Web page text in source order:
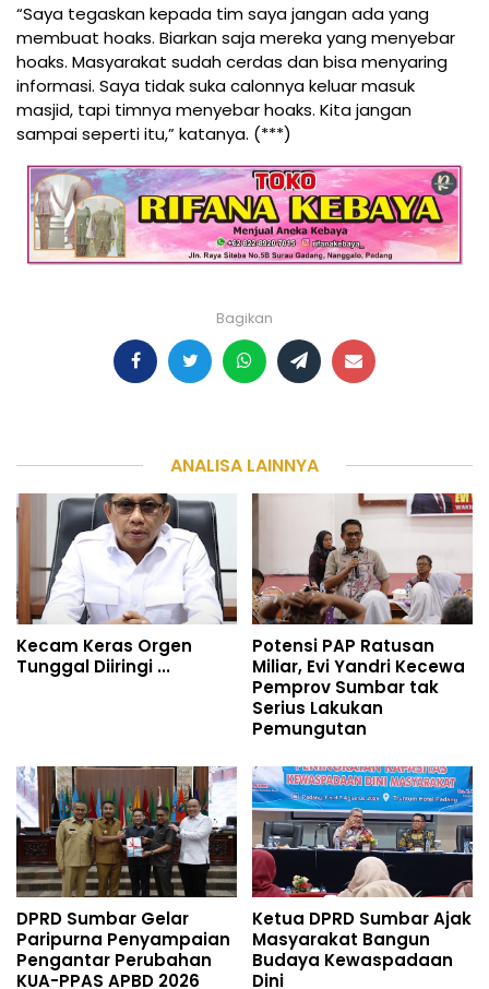
“Saya tegaskan kepada tim saya jangan ada yang
membuat hoaks. Biarkan saja mereka yang menyebar
hoaks. Masyarakat sudah cerdas dan bisa menyaring
informasi. Saya tidak suka calonnya keluar masuk
masjid, tapi timnya menyebar hoaks. Kita jangan
sampai seperti itu,” katanya. (***)
Bagikan
ANALISA LAINNYA
Kecam Keras Orgen
Tunggal Diiringi ...
Potensi PAP Ratusan
Miliar, Evi Yandri Kecewa
Pemprov Sumbar tak
Serius Lakukan
Pemungutan
DPRD Sumbar Gelar
Paripurna Penyampaian
Pengantar Perubahan
KUA-PPAS APBD 2026
Ketua DPRD Sumbar Ajak
Masyarakat Bangun
Budaya Kewaspadaan
Dini